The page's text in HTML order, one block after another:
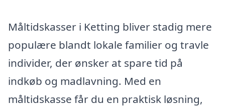
Måltidskasser i Ketting bliver stadig mere
populære blandt lokale familier og travle
individer, der ønsker at spare tid på
indkøb og madlavning. Med en
måltidskasse får du en praktisk løsning,